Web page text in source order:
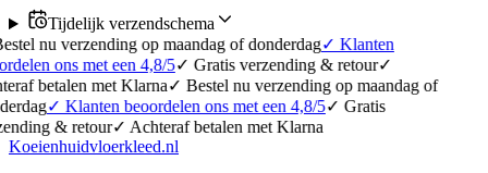
Tijdelijk verzendschema
op maandag of donderdag✓Klanten
een 4,8/5✓Gratis verzending & retour✓
met Klarna ✓Bestel nu verzending op maandag of
beoordelen ons met een 4,8/5✓Gratis
✓ Achteraf betalen met Klarna
Koeienhuidvloerkleed.nl